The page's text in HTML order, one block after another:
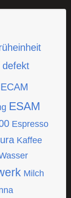
defekt
ECAM
ESAM
Espresso
Kaffee
Milch